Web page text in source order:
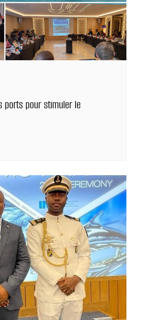
ports pour stimuler le